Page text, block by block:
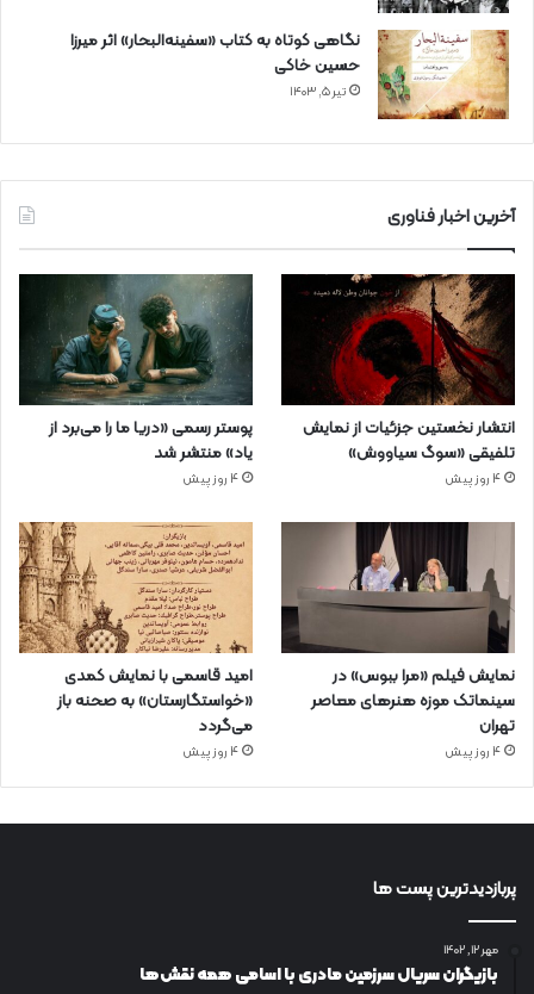
نگاهی کوتاه به کتاب «سفینه‌البحار» اثر میرزا
حسین خاکی
تیر ۵, ۱۴۰۳
آخرین اخبار فناوری
انتشار نخستین جزئیات از نمایش
تلفیقی «سوگ سیاووش»
4 روز پیش
پوستر رسمی «دریا ما را می‌برد از
یاد» منتشر شد
4 روز پیش
نمایش فیلم «مرا ببوس» در
سینماتک موزه هنرهای معاصر
تهران
4 روز پیش
امید قاسمی با نمایش کمدی
«خواستگارستان» به صحنه باز
می‌گردد
4 روز پیش
پربازدیدترین پست ها
مهر ۱۲, ۱۴۰۲
بازیگران سریال سرزمین مادری با اسامی همه نقش‌ها